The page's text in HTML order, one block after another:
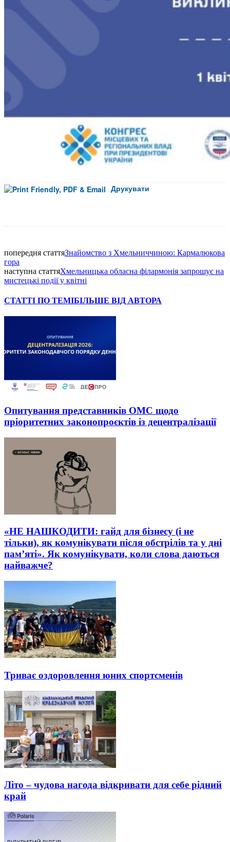
Друкувати
попередня статтяЗнайомство з Хмельниччиною: Кармалюкова
гора
наступна статтяХмельницька обласна філармонія запрошує на
мистецькі події у квітні
СТАТТІ ПО ТЕМІБІЛЬШЕ ВІД АВТОРА
Опитування представників ОМС щодо
пріоритетних законопроєктів із децентралізації
«НЕ НАШКОДИТИ: гайд для бізнесу (і не
тільки), як комунікувати після обстрілів та у дні
пам’яті». Як комунікувати, коли слова даються
найважче?
Триває оздоровлення юних спортсменів
Літо – чудова нагода відкривати для себе рідний
край